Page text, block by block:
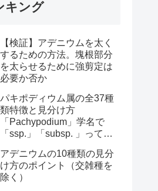
キング
【検証】アデニウムを太く
するための方法。塊根部分
を太らせるために強剪定は
必要か否か
パキポディウム属の全37種
類特徴と見分け方
「Pachypodium」学名で
「ssp.」「subsp. 」って
アデニウムの10種類の見分
け方のポイント（交雑種を
除く）